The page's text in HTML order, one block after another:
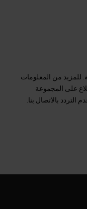
للمزيد من المعلومات
على المجموعة
بالاتصال بنا.